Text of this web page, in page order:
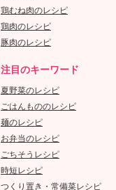
鶏むね肉のレシピ
鶏肉のレシピ
豚肉のレシピ
注目のキーワード
夏野菜のレシピ
ごはんもののレシピ
麺のレシピ
お弁当のレシピ
ごちそうレシピ
時短レシピ
つくり置き・常備菜レシピ